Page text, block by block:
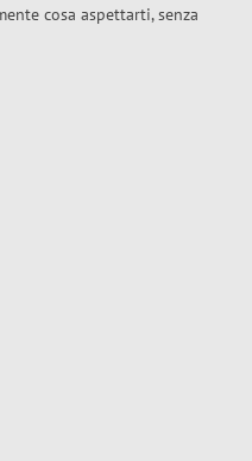
cosa aspettarti, senza